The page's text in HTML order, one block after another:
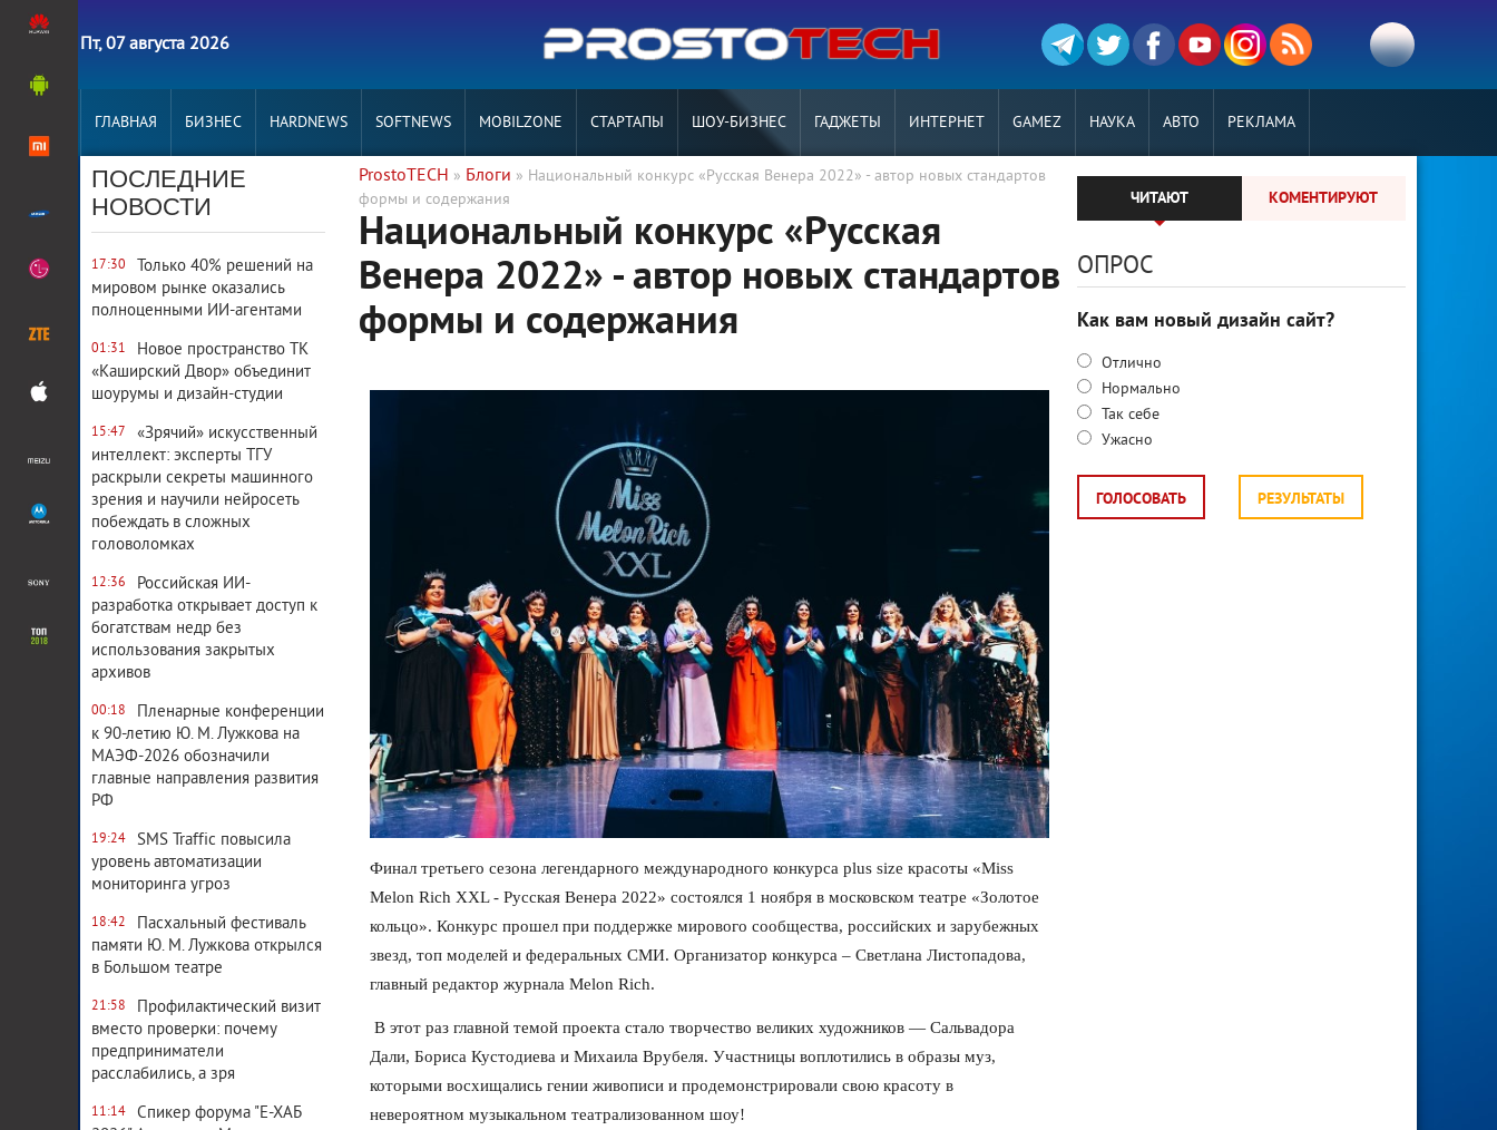
Пт, 07 августа 2026
ГЛАВНАЯ БИЗНЕС HARDNEWS SOFTNEWS MOBILZONE СТАРТАПЫ ШОУ-БИЗНЕС ГАДЖЕТЫ ИНТЕРНЕТ GAMEZ НАУКА АВТО РЕКЛАМА
ПОСЛЕДНИЕ
НОВОСТИ
17:30
Только 40% решений на
мировом рынке оказались
полноценными ИИ-агентами
01:31
Новое пространство ТК
«Каширский Двор» объединит
шоурумы и дизайн-студии
15:47
«Зрячий» искусственный
интеллект: эксперты ТГУ
раскрыли секреты машинного
зрения и научили нейросеть
побеждать в сложных
головоломках
12:36
Российская ИИ-
разработка открывает доступ к
богатствам недр без
использования закрытых
архивов
00:18
Пленарные конференции
к 90-летию Ю. М. Лужкова на
МАЭФ-2026 обозначили
главные направления развития
РФ
19:24
SMS Traffic повысила
уровень автоматизации
мониторинга угроз
18:42
Пасхальный фестиваль
памяти Ю. М. Лужкова открылся
в Большом театре
21:58
Профилактический визит
вместо проверки: почему
предприниматели
расслабились, а зря
11:14
Спикер форума "Е-ХАБ
ProstoTECH » Блоги » Национальный конкурс «Русская Венера 2022» - автор новых стандартов
формы и содержания
Национальный конкурс «Русская
Венера 2022» - автор новых стандартов
формы и содержания
Финал третьего сезона легендарного международного конкурса plus size красоты «Miss
Melon Rich XXL - Русская Венера 2022» состоялся 1 ноября в московском театре «Золотое
кольцо». Конкурс прошел при поддержке мирового сообщества, российских и зарубежных
звезд, топ моделей и федеральных СМИ. Организатор конкурса – Светлана Листопадова,
главный редактор журнала Melon Rich.
В этот раз главной темой проекта стало творчество великих художников — Сальвадора
Дали, Бориса Кустодиева и Михаила Врубеля. Участницы воплотились в образы муз,
которыми восхищались гении живописи и продемонстрировали свою красоту в
невероятном музыкальном театрализованном шоу!
ЧИТАЮТ КОМЕНТИРУЮТ
ОПРОС
Как вам новый дизайн сайт?
Отлично
Нормально
Так себе
Ужасно
ГОЛОСОВАТЬ РЕЗУЛЬТАТЫ